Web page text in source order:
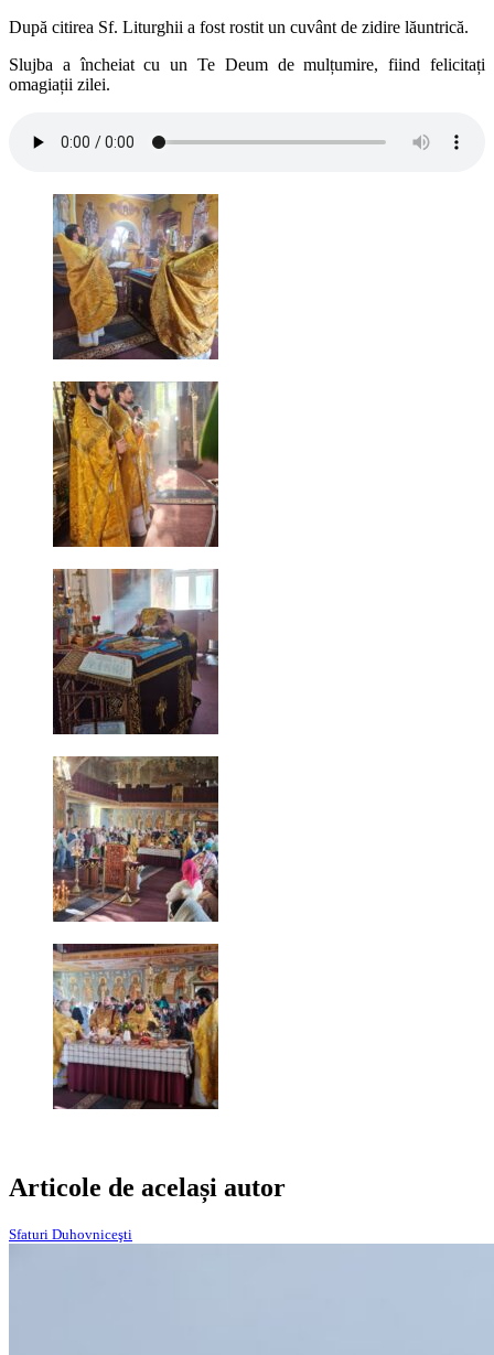
După citirea Sf. Liturghii a fost rostit un cuvânt de zidire lăuntrică.
Slujba a încheiat cu un Te Deum de mulțumire, fiind felicitați
omagiații zilei.
Articole de același autor
Sfaturi Duhovniceşti